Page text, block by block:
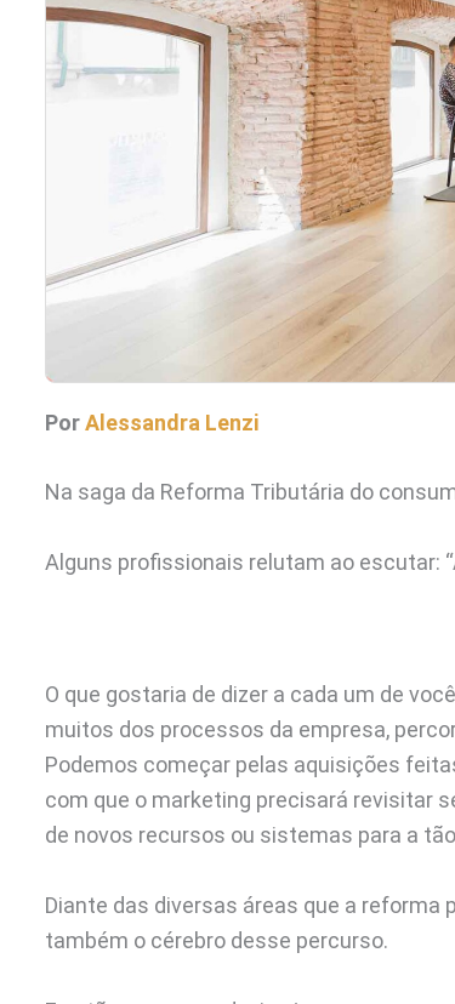
PorAlessandra Lenzi
Na saga da Reforma Tributária do
Alguns profissionais relutam ao escutar:
O que gostaria de dizer a cada um de
muitos dos processos da empresa,
Podemos começar pelas aquisições
com que o marketing precisará revisitar
de novos recursos ou sistemas para a
Diante das diversas áreas que a
também o cérebro desse percurso.